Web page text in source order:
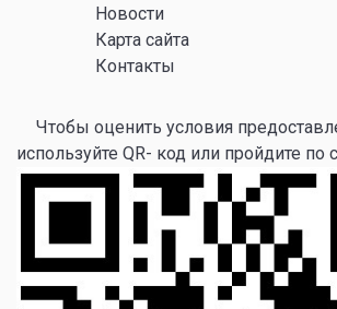
Новости
Карта сайта
Контакты
Чтобы оценить условия
используйте QR- код или пройдите